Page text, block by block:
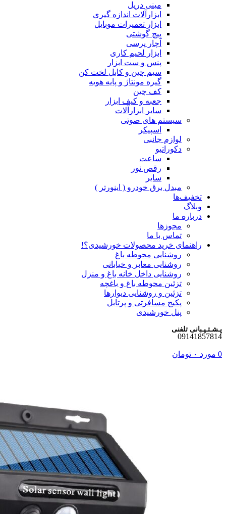
مینی دریل
ابزارآلات اندازه گیری
ابزار تعمیرات موبایل
پیچ گوشتی
آچار پرسی
ابزار لحیم کاری
پنس و ست ابزار
سیم چین و کابل لخت کن
گیره مونتاژ و پایه هویه
کف چین
جعبه و کیف ابزار
سایر ابزارآلات
سیستم های صوتی
اسپیکر
لوازم جانبی
دکوراتیو
ساعت
رقص نور
سایر
مبدل برق خودرو ( اینورتر )
تخفیف‌ها
وبلاگ
درباره ما
مجوزها
تماس با ما
راهنمای خرید محصولات خورشیدی؟!
روشنایی محوطه باغ
روشنایی معابر و خیابانی
روشنایی داخل خانه باغ و منزل
تزئین محوطه باغ و باغچه
تزئین و روشنایی دیوارها
پکیج مسافرتی و پرتابل
پنل خورشیدی
پـشـتـیـبانی تلفنی
09141857814
0 مورد ۰ تومان